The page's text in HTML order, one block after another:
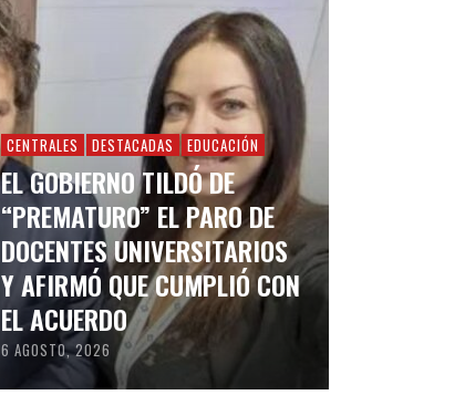
CENTRALES DESTACADAS EDUCACIÓN
EL GOBIERNO TILDÓ DE
“PREMATURO” EL PARO DE
DOCENTES UNIVERSITARIOS
Y AFIRMÓ QUE CUMPLIÓ CON
EL ACUERDO
6 AGOSTO, 2026